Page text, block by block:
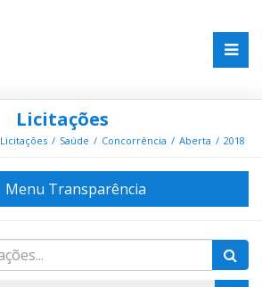
Licitações
Licitações Saúde Concorrência Aberta 2018
Menu Transparência